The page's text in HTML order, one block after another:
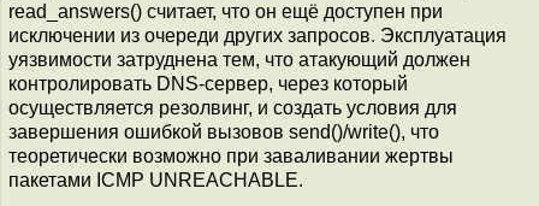
read_answers() считает, что он ещё доступен при
исключении из очереди других запросов. Эксплуатация
уязвимости затруднена тем, что атакующий должен
контролировать DNS-сервер, через который
осуществляется резолвинг, и создать условия для
завершения ошибкой вызовов send()/write(), что
теоретически возможно при заваливании жертвы
пакетами ICMP UNREACHABLE.